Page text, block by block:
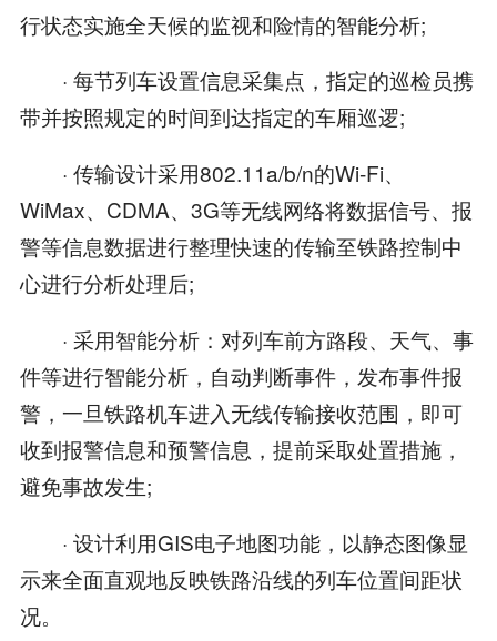
行状态实施全天候的监视和险情的智能分析;
· 每节列车设置信息采集点，指定的巡检员携
带并按照规定的时间到达指定的车厢巡逻;
· 传输设计采用802.11a/b/n的Wi-Fi、
WiMax、CDMA、3G等无线网络将数据信号、报
警等信息数据进行整理快速的传输至铁路控制中
心进行分析处理后;
· 采用智能分析：对列车前方路段、天气、事
件等进行智能分析，自动判断事件，发布事件报
警，一旦铁路机车进入无线传输接收范围，即可
收到报警信息和预警信息，提前采取处置措施，
避免事故发生;
· 设计利用GIS电子地图功能，以静态图像显
示来全面直观地反映铁路沿线的列车位置间距状
况。